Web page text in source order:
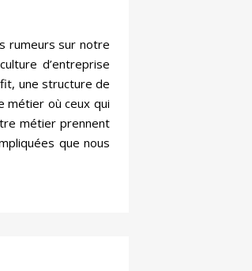
rumeurs sur notre
d’entreprise
une structure de
métier où ceux qui
métier prennent
que nous